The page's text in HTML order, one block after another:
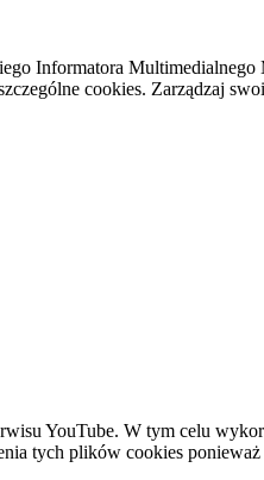
Informatora
cookies. Zarządzaj
YouTube. W tym celu
tych plików cookies